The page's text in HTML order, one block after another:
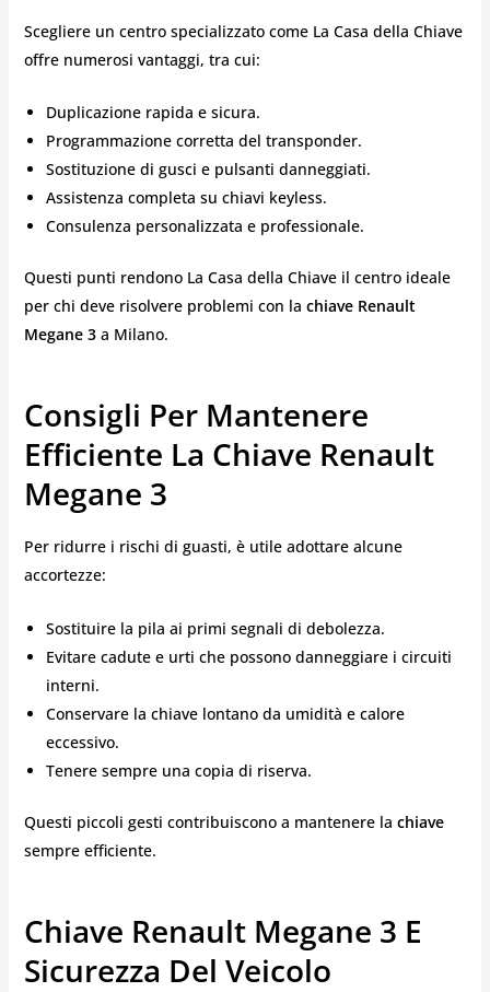
Scegliere un centro specializzato come La Casa della Chiave
offre numerosi vantaggi, tra cui:
Duplicazione rapida e sicura.
Programmazione corretta del transponder.
Sostituzione di gusci e pulsanti danneggiati.
Assistenza completa su chiavi keyless.
Consulenza personalizzata e professionale.
Questi punti rendono La Casa della Chiave il centro ideale
per chi deve risolvere problemi con la chiave Renault
Megane 3a Milano.
Consigli Per Mantenere
Efficiente La Chiave Renault
Megane 3
Per ridurre i rischi di guasti, è utile adottare alcune
accortezze:
Sostituire la pila ai primi segnali di debolezza.
Evitare cadute e urti che possono danneggiare i circuiti
interni.
Conservare la chiave lontano da umidità e calore
eccessivo.
Tenere sempre una copia di riserva.
Questi piccoli gesti contribuiscono a mantenere la chiave
sempre efficiente.
Chiave Renault Megane 3 E
Sicurezza Del Veicolo